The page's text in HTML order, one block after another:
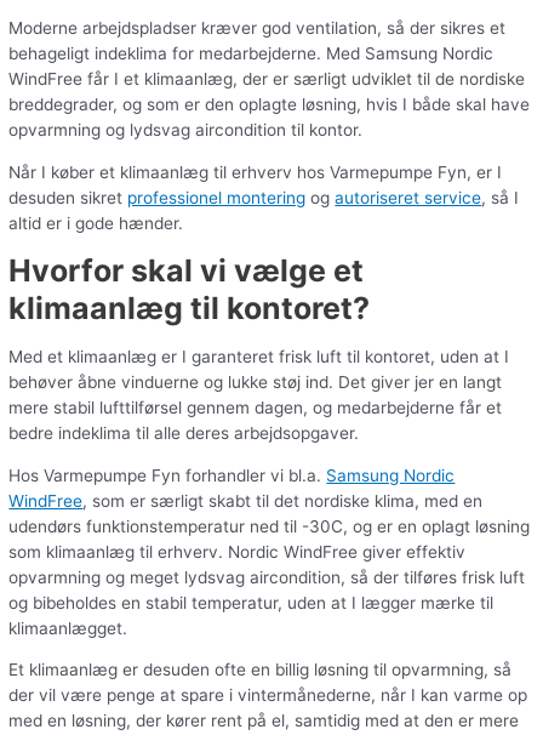
Moderne arbejdspladser kræver god ventilation, så der sikres et
behageligt indeklima for medarbejderne. Med Samsung Nordic
WindFree får I et klimaanlæg, der er særligt udviklet til de nordiske
breddegrader, og som er den oplagte løsning, hvis I både skal have
opvarmning og lydsvag aircondition til kontor.
Når I køber et klimaanlæg til erhverv hos Varmepumpe Fyn, er I
desuden sikret professionel montering ogautoriseret service, så I
altid er i gode hænder.
Hvorfor skal vi vælge et
klimaanlæg til kontoret?
Med et klimaanlæg er I garanteret frisk luft til kontoret, uden at I
behøver åbne vinduerne og lukke støj ind. Det giver jer en langt
mere stabil lufttilførsel gennem dagen, og medarbejderne får et
bedre indeklima til alle deres arbejdsopgaver.
Hos Varmepumpe Fyn forhandler vi bl.a. Samsung Nordic
WindFree, som er særligt skabt til det nordiske klima, med en
udendørs funktionstemperatur ned til -30C, og er en oplagt løsning
som klimaanlæg til erhverv. Nordic WindFree giver effektiv
opvarmning og meget lydsvag aircondition, så der tilføres frisk luft
og bibeholdes en stabil temperatur, uden at I lægger mærke til
klimaanlægget.
Et klimaanlæg er desuden ofte en billig løsning til opvarmning, så
der vil være penge at spare i vintermånederne, når I kan varme op
med en løsning, der kører rent på el, samtidig med at den er mere